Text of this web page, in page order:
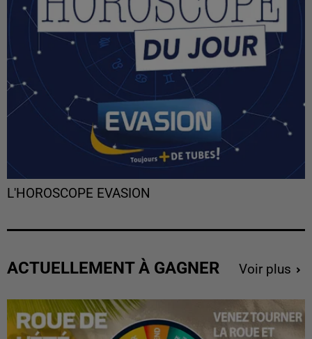
L'HOROSCOPE EVASION
ACTUELLEMENT À GAGNER Voir plus